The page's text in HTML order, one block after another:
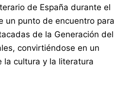
de España durante el
un punto de encuentro para
de la Generación del
convirtiéndose en un
la cultura y la literatura